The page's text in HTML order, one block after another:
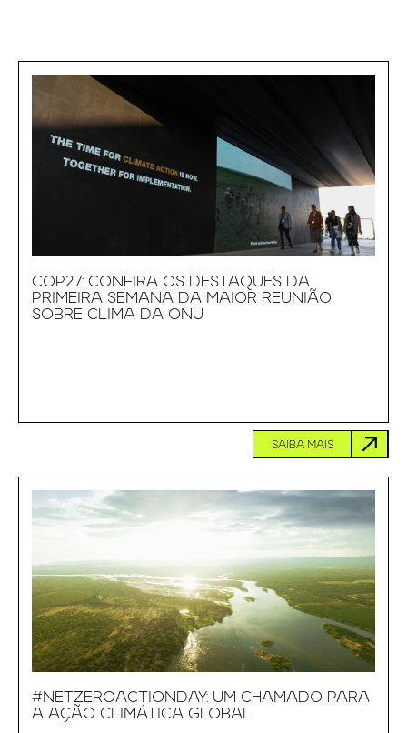
COP27: CONFIRA OS DESTAQUES DA
PRIMEIRA SEMANA DA MAIOR REUNIÃO
SOBRE CLIMA DA ONU
SAIBA MAIS
#NETZEROACTIONDAY: UM CHAMADO PARA
A AÇÃO CLIMÁTICA GLOBAL